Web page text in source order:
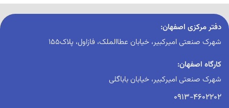
دفتر مرکزی اصفهان:
شهرک صنعتی امیرکبیر، خیابان عطاالملک، فازاول، پلاک155
کارگاه اصفهان:
شهرک صنعتی امیرکبیر، خیابان باباگلی
0913-4602202